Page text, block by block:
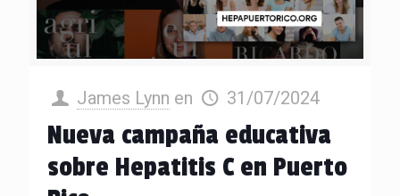
James Lynn en 31/07/2024
Nueva campaña educativa
sobre Hepatitis C en Puerto